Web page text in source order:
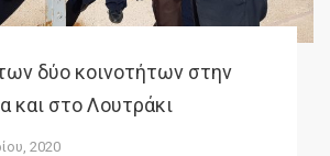
δύο κοινοτήτων στην
και στο Λουτράκι
2020